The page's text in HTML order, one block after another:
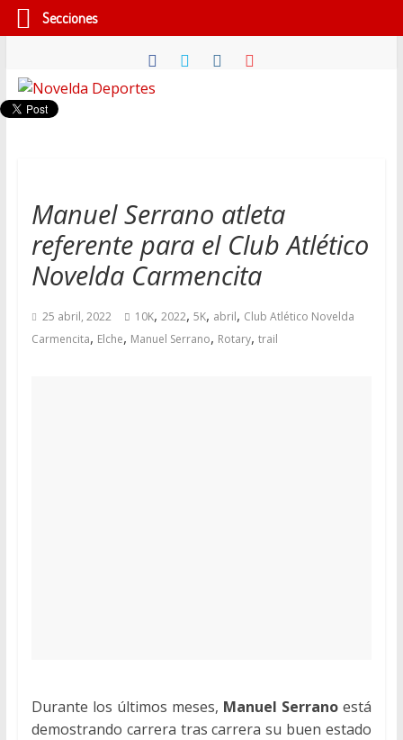
contenido
Novelda
Pasión
por
nuestro
deporte
Manuel Serrano atleta
referente para el Club Atlético
Novelda Carmencita
25 abril, 2022 10K, 2022, 5K, abril, Club Atlético Novelda
Carmencita, Elche, Manuel Serrano, Rotary, trail
Durante los últimos meses, Manuel Serrano está
demostrando carrera tras carrera su buen estado
Secciones